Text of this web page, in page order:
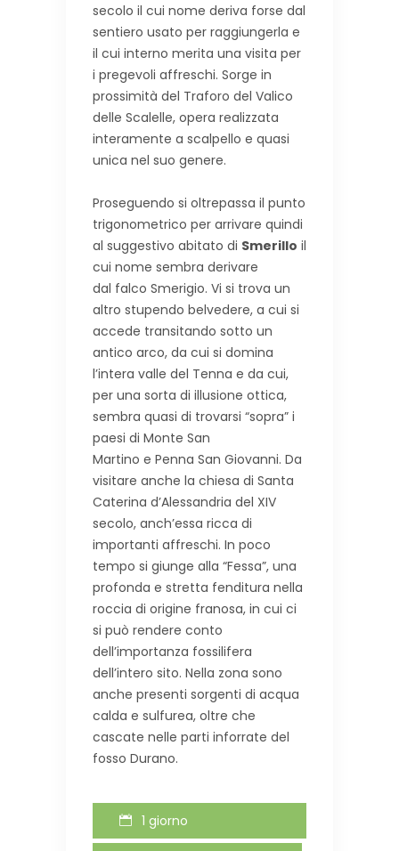
secolo il cui nome deriva forse dal
sentiero usato per raggiungerla e
il cui interno merita una visita per
i pregevoli affreschi. Sorge in
prossimità del Traforo del Valico
delle Scalelle, opera realizzata
interamente a scalpello e quasi
unica nel suo genere.
Proseguendo si oltrepassa il punto
trigonometrico per arrivare quindi
al suggestivo abitato di Smerillo il
cui nome sembra derivare
dal falco Smerigio. Vi si trova un
altro stupendo belvedere, a cui si
accede transitando sotto un
antico arco, da cui si domina
l’intera valle del Tenna e da cui,
per una sorta di illusione ottica,
sembra quasi di trovarsi “sopra” i
paesi di Monte San
Martino e Penna San Giovanni. Da
visitare anche la chiesa di Santa
Caterina d’Alessandria del XIV
secolo, anch’essa ricca di
importanti affreschi. In poco
tempo si giunge alla “Fessa”, una
profonda e stretta fenditura nella
roccia di origine franosa, in cui ci
si può rendere conto
dell’importanza fossilifera
dell’intero sito. Nella zona sono
anche presenti sorgenti di acqua
calda e sulfurea, oltre che
cascate nelle parti inforrate del
fosso Durano.
1 giorno